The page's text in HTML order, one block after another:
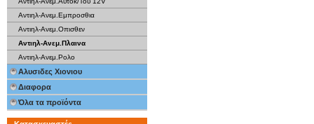
Αντιηλ-Ανεμ.Εμπροσθια
Αντιηλ-Ανεμ.Οπισθεν
Αντιηλ-Ανεμ.Πλαινα
Αντιηλ-Ανεμ.Ρολο
Αλυσιδες Χιονιου
Διαφορα
Όλα τα προϊόντα